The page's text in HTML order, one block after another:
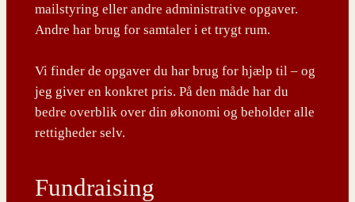
mailstyring eller andre administrative opgaver.
Andre har brug for samtaler i et trygt rum.
Vi finder de opgaver du har brug for hjælp til – og
jeg giver en konkret pris. På den måde har du
bedre overblik over din økonomi og beholder alle
rettigheder selv.
Fundraising